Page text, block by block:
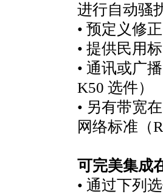
进行自动骚
• 预定义修
• 提供民用
• 通讯或广
K50 选件）
• 另有带宽
网络标准（
可完美集成
• 通过下列